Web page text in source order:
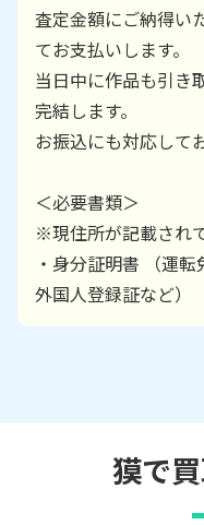
査定金額にご納得い
てお支払いします。
当日中に作品も引き
完結します。
お振込にも対応して
＜必要書類＞
※現住所が記載され
・身分証明書 （運
外国人登録証など）
獏で